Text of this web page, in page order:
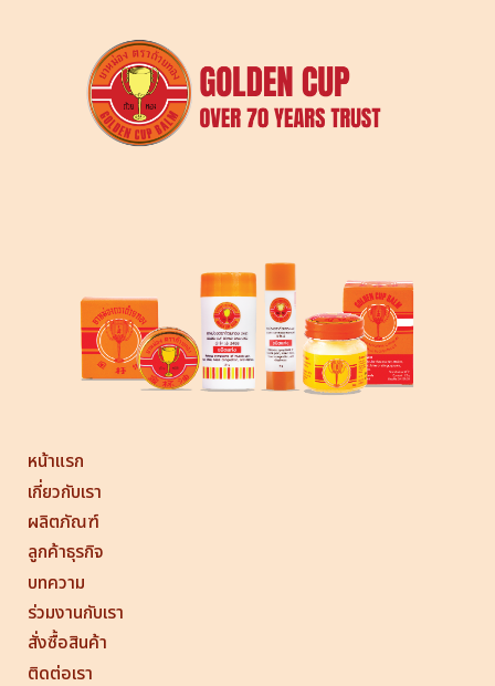
หน้าแรก
เกี่ยวกับเรา
ผลิตภัณฑ์
ลูกค้าธุรกิจ
บทความ
ร่วมงานกับเรา
สั่งซื้อสินค้า
ติดต่อเรา